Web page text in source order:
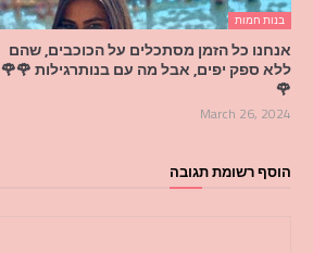
בנות חמות
אנחנו כל הזמן מסתכלים על הכוכבים, שהם
ללא ספק יפים, אבל מה עם בנותרגילות 🌹🌹
🌹
March 26, 2024
הוסף רשומת תגובה